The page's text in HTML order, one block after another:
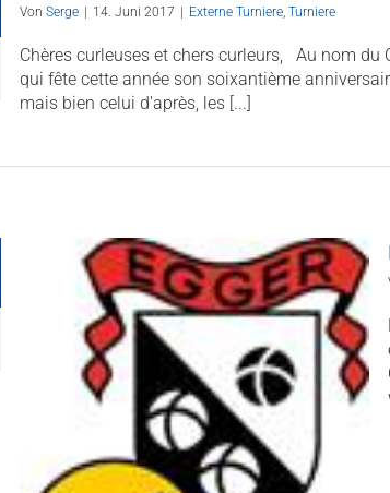
Von Serge 14. Juni 2017 Externe Turniere, Turniere
Chères curleuses et chers curleurs, Au nom du
qui fête cette année son soixantième
mais bien celui d'après, les [...]